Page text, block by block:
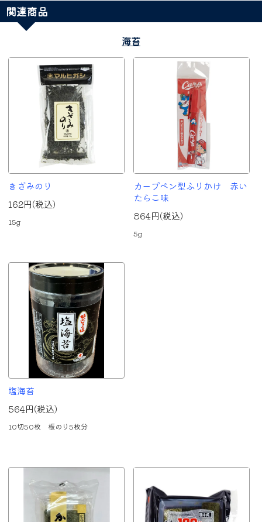
関連商品
海苔
きざみのり
162円(税込)
15g
カープペン型ふりかけ 赤い
たらこ味
864円(税込)
5g
塩海苔
564円(税込)
10切50枚 板のり5枚分